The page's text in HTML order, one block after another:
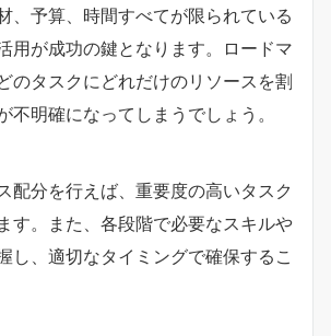
、予算、時間すべてが限られている
用が成功の鍵となります。ロードマ
のタスクにどれだけのリソースを割
不明確になってしまうでしょう。
配分を行えば、重要度の高いタスク
す。また、各段階で必要なスキルや
し、適切なタイミングで確保するこ